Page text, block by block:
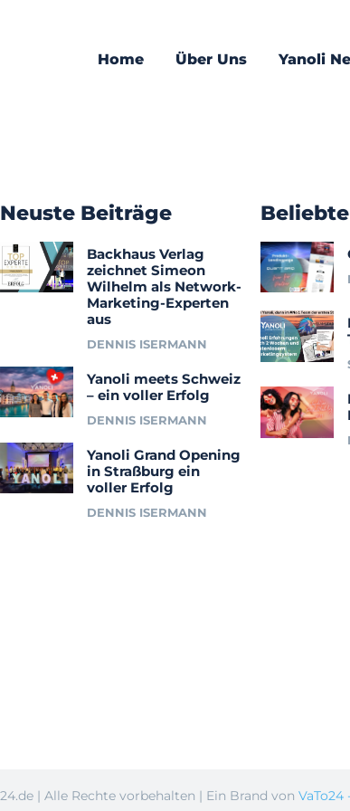
Home Über Uns Yanoli
Cookies
Neuste Beiträge
Backhaus Verlag
zeichnet Simeon
Wilhelm als Network-
Marketing-Experten
aus
DENNIS ISERMANN
Yanoli meets Schweiz
– ein voller Erfolg
DENNIS ISERMANN
Yanoli Grand Opening
in Straßburg ein
voller Erfolg
DENNIS ISERMANN
| Alle Rechte vorbehalten | Ein Brand von